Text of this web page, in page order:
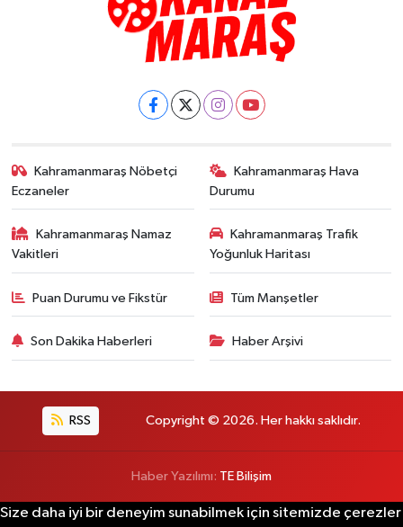
Kahramanmaraş Nöbetçi
Eczaneler
Kahramanmaraş Hava
Durumu
Kahramanmaraş Namaz
Vakitleri
Kahramanmaraş Trafik
Yoğunluk Haritası
Puan Durumu ve Fikstür Tüm Manşetler
Son Dakika Haberleri Haber Arşivi
RSS Copyright © 2026. Her hakkı saklıdır.
Haber Yazılımı: TE Bilişim
Size daha iyi bir deneyim sunabilmek için sitemizde çerezler